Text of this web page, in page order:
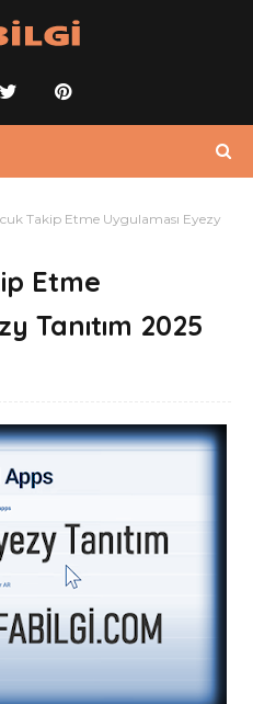
Takip Etme Uygulaması Eyezy
Etme
Tanıtım 2025